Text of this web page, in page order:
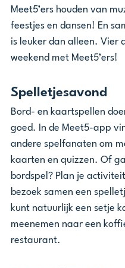
Meet5’ers houden van
feestjes en dansen! En
is leuker dan alleen. Vier
weekend met Meet5’ers!
Spelletjesavond
Bord- en kaartspellen
goed. In de Meet5-app
andere spelfanaten om
kaarten en quizzen. Of
bordspel? Plan je
bezoek samen een
kunt natuurlijk een setje
meenemen naar een
restaurant.